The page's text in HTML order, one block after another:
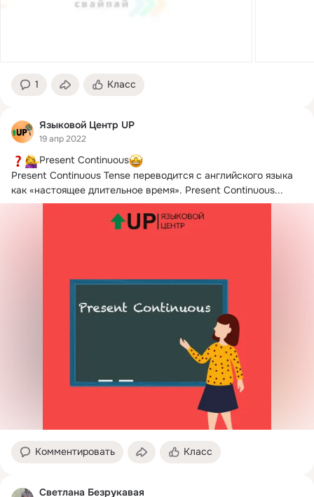
1 Класс
Языковой Центр UP
19 апр 2022
Present Continuous
Present Continuous Tense переводится с английского языка
как «настоящее длительное время». Present Continuous...
Комментировать Класс
Светлана Безрукавая